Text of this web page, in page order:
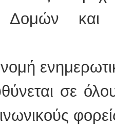
Δομών
σε